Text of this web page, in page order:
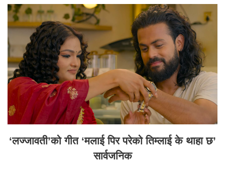
‘लज्जावती’को गीत ‘मलाई पिर परेको तिम्लाई के थाहा छ’
सार्वजनिक